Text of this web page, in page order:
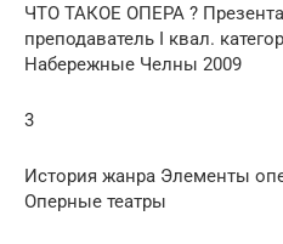
ЧТО ТАКОЕ ОПЕРА ?
преподаватель I квал.
Набережные Челны 2009
3
История жанра Элементы
Оперные театры